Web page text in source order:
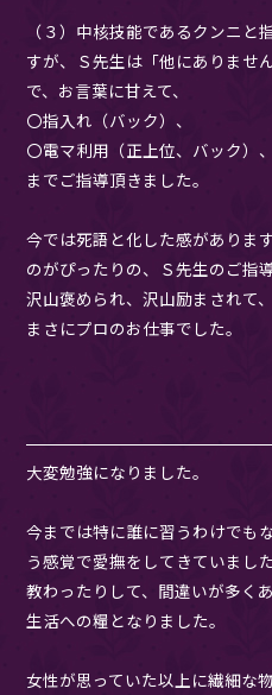
（３）中核技能であるクンニ
すが、Ｓ先生は「他にありませ
で、お言葉に甘えて、
〇指入れ（バック）、
〇電マ利用（正上位、バック）、
までご指導頂きました。
今では死語と化した感がありま
のがぴったりの、Ｓ先生のご指
沢山褒められ、沢山励まされて
まさにプロのお仕事でした。
大変勉強になりました。
今までは特に誰に習うわけでも
う感覚で愛撫をしてきていまし
教わったりして、間違いが多く
生活への糧となりました。
女性が思っていた以上に繊細な